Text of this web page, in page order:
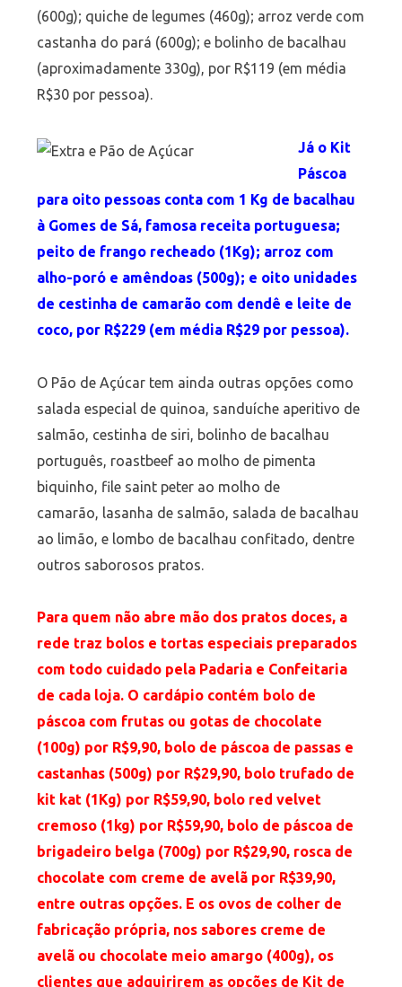
(600g); quiche de legumes (460g); arroz verde com
castanha do pará (600g); e bolinho de bacalhau
(aproximadamente 330g), por R$119 (em média
R$30 por pessoa).
Já o Kit
Páscoa
para oito pessoas conta com 1 Kg de bacalhau
à Gomes de Sá, famosa receita portuguesa;
peito de frango recheado (1Kg); arroz com
alho-poró e amêndoas (500g); e oito unidades
de cestinha de camarão com dendê e leite de
coco, por R$229 (em média R$29 por pessoa).
O Pão de Açúcar tem ainda outras opções como
salada especial de quinoa, sanduíche aperitivo de
salmão, cestinha de siri, bolinho de bacalhau
português, roastbeef ao molho de pimenta
biquinho, file saint peter ao molho de
camarão, lasanha de salmão, salada de bacalhau
ao limão, e lombo de bacalhau confitado, dentre
outros saborosos pratos.
Para quem não abre mão dos pratos doces, a
rede traz bolos e tortas especiais preparados
com todo cuidado pela Padaria e Confeitaria
de cada loja. O cardápio contém bolo de
páscoa com frutas ou gotas de chocolate
(100g) por R$9,90, bolo de páscoa de passas e
castanhas (500g) por R$29,90, bolo trufado de
kit kat (1Kg) por R$59,90, bolo red velvet
cremoso (1kg) por R$59,90, bolo de páscoa de
brigadeiro belga (700g) por R$29,90, rosca de
chocolate com creme de avelã por R$39,90,
entre outras opções. E os ovos de colher de
fabricação própria, nos sabores creme de
avelã ou chocolate meio amargo (400g), os
clientes que adquirirem as opções de Kit de